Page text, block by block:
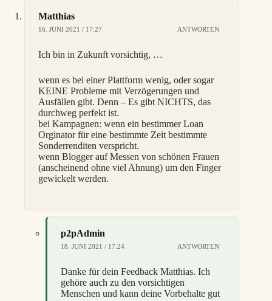
Matthias
16. JUNI 2021 / 17:27 ANTWORTEN
Ich bin in Zukunft vorsichtig, …
wenn es bei einer Plattform wenig, oder sogar
KEINE Probleme mit Verzögerungen und
Ausfällen gibt. Denn – Es gibt NICHTS, das
durchweg perfekt ist.
bei Kampagnen: wenn ein bestimmer Loan
Orginator für eine bestimmte Zeit bestimmte
Sonderrenditen verspricht.
wenn Blogger auf Messen von schönen Frauen
(anscheinend ohne viel Ahnung) um den Finger
gewickelt werden.
p2pAdmin
18. JUNI 2021 / 17:24 ANTWORTEN
Danke für dein Feedback Matthias. Ich
gehöre auch zu den vorsichtigen
Menschen und kann deine Vorbehalte gut